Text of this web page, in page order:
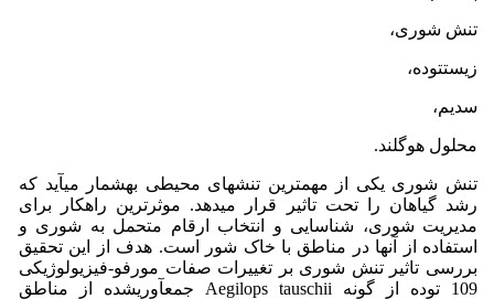
تنش شوری،
زیستتوده،
سدیم،
محلول هوگلند.
تنش شوری یکی از مهمترین تنشهای محیطی بهشمار میآید که
رشد گیاهان را تحت تاثیر قرار میدهد. موثرترین راهکار برای
مدیریت شوری، شناسایی و انتخاب ارقام متحمل به شوری و
استفاده از آنها در مناطق با خاک شور است. هدف از این تحقیق
بررسی تاثیر تنش شوری بر تغییرات صفات مورفو-فیزیولوژیکی
109 توده از گونه Aegilops tauschii جمعآوریشده از مناطق